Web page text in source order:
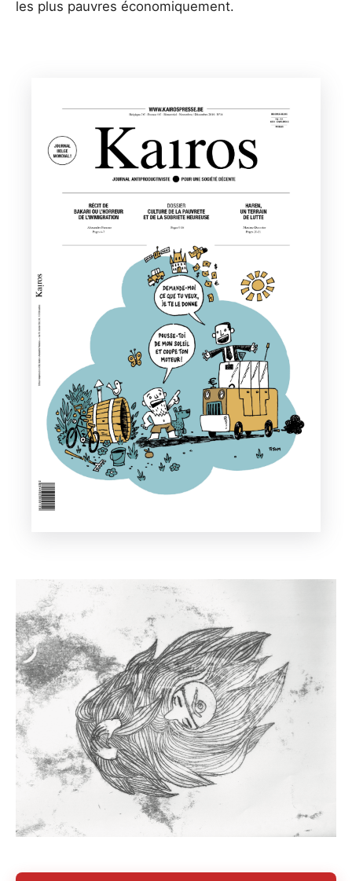
les plus pauvres économiquement.